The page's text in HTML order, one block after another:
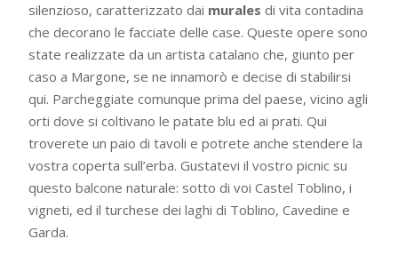
silenzioso, caratterizzato dai murales di vita contadina
che decorano le facciate delle case. Queste opere sono
state realizzate da un artista catalano che, giunto per
caso a Margone, se ne innamorò e decise di stabilirsi
qui. Parcheggiate comunque prima del paese, vicino agli
orti dove si coltivano le patate blu ed ai prati. Qui
troverete un paio di tavoli e potrete anche stendere la
vostra coperta sull’erba. Gustatevi il vostro picnic su
questo balcone naturale: sotto di voi Castel Toblino, i
vigneti, ed il turchese dei laghi di Toblino, Cavedine e
Garda.